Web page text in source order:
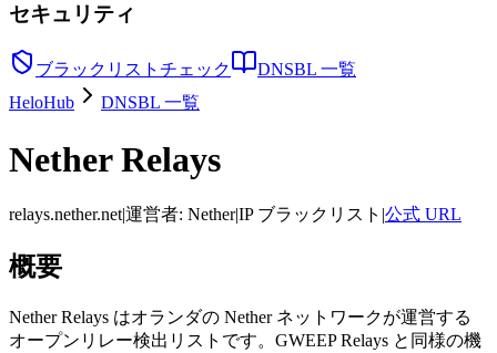
セキュリティ
ブラックリストチェック
DNSBL 一覧
HeloHub
DNSBL 一覧
Nether Relays
relays.nether.net|運営者: Nether|IP ブラックリスト |公式 URL
概要
Nether Relays はオランダの Nether ネットワークが運営する
オープンリレー検出リストです。GWEEP Relays と同様の機